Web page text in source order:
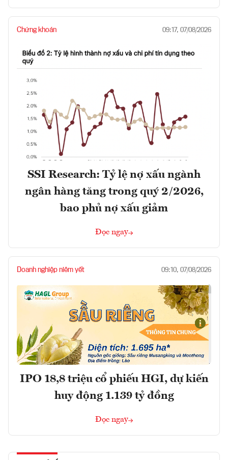
Chứng khoán 09:17, 07/08/2026
SSI Research: Tỷ lệ nợ xấu ngành
ngân hàng tăng trong quý 2/2026,
bao phủ nợ xấu giảm
Đọc ngay
Doanh nghiệp niêm yết 09:10, 07/08/2026
IPO 18,8 triệu cổ phiếu HGI, dự kiến
huy động 1.139 tỷ đồng
Đọc ngay